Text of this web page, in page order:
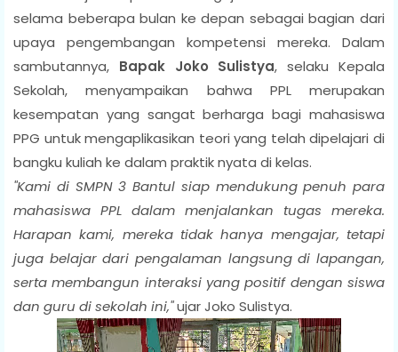
selama beberapa bulan ke depan sebagai bagian dari
upaya pengembangan kompetensi mereka. Dalam
sambutannya, Bapak Joko Sulistya, selaku Kepala
Sekolah, menyampaikan bahwa PPL merupakan
kesempatan yang sangat berharga bagi mahasiswa
PPG untuk mengaplikasikan teori yang telah dipelajari di
bangku kuliah ke dalam praktik nyata di kelas.
"Kami di SMPN 3 Bantul siap mendukung penuh para
mahasiswa PPL dalam menjalankan tugas mereka.
Harapan kami, mereka tidak hanya mengajar, tetapi
juga belajar dari pengalaman langsung di lapangan,
serta membangun interaksi yang positif dengan siswa
dan guru di sekolah ini,"ujar Joko Sulistya.